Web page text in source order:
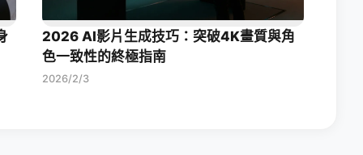
2026 AI影片生成技巧：突破4K畫質與角
色一致性的終極指南
2026/2/3